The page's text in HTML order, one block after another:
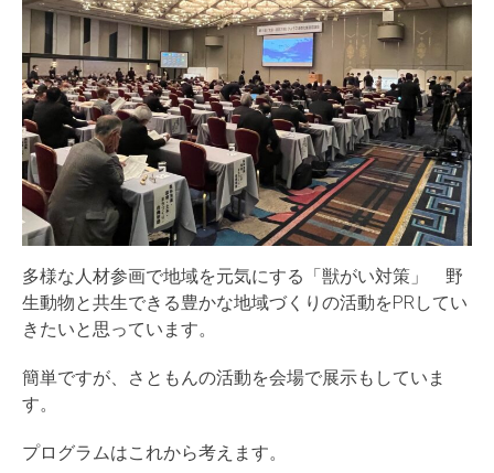
多様な人材参画で地域を元気にする「獣がい対策」 野
生動物と共生できる豊かな地域づくりの活動をPRしてい
きたいと思っています。
簡単ですが、さともんの活動を会場で展示もしていま
す。
プログラムはこれから考えます。